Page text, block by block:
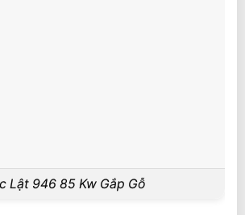
Lật 946 85 Kw Gắp Gỗ